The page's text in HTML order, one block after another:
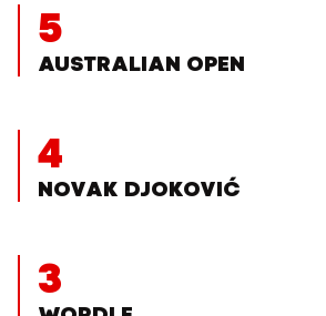
5
AUSTRALIAN OPEN
4
NOVAK DJOKOVIĆ
3